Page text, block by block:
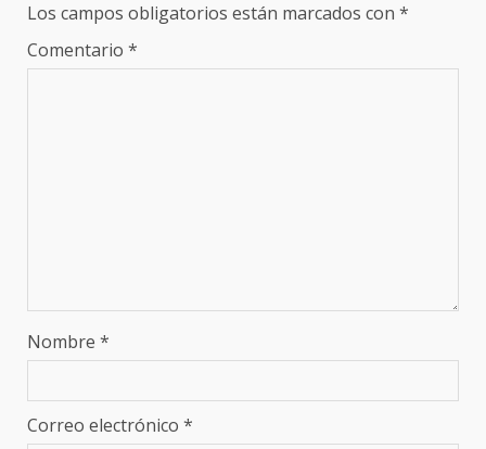
Los campos obligatorios están marcados con *
Comentario *
Nombre *
Correo electrónico *